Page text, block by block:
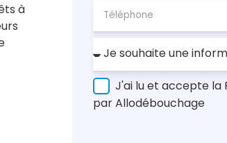
à
J'ai lu et accepte
par Allodébouchage